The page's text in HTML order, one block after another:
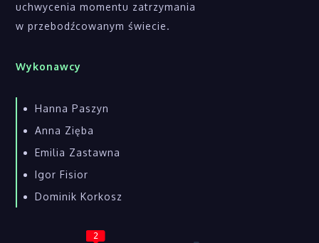
uchwycenia momentu zatrzymania
w przebodźcowanym świecie.
Wykonawcy
Hanna Paszyn
Anna Zięba
Emilia Zastawna
Igor Fisior
Dominik Korkosz
2